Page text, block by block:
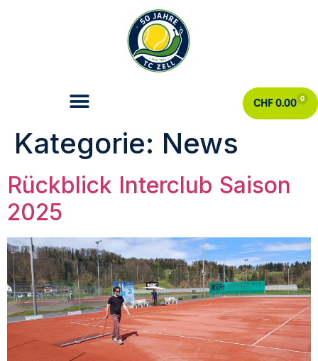
CHF0.00 0
Kategorie: News
Rückblick Interclub Saison
2025